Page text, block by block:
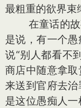
最粗重的欲界束
在童话的故
是说，有一个
说“别人都看不
商店中随意拿
来送到官府去
是这位愚痴人